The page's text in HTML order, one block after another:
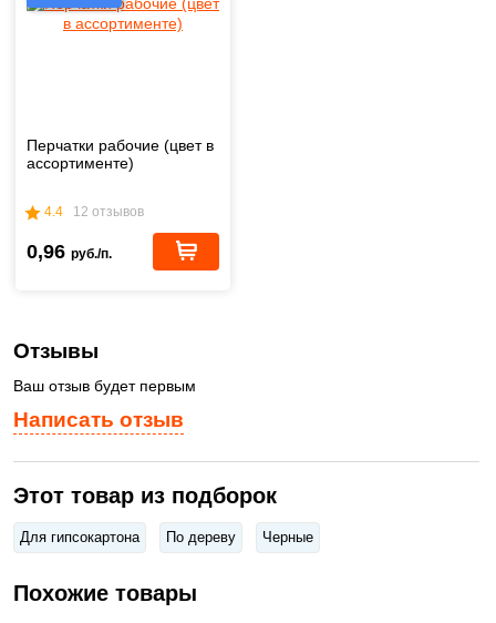
Перчатки рабочие (цвет в
ассортименте)
4.4 12 отзывов
0,96 руб./п.
Написать отзыв
Отзывы
Ваш отзыв будет первым
Этот товар из подборок
Для гипсокартона По дереву Черные
Похожие товары